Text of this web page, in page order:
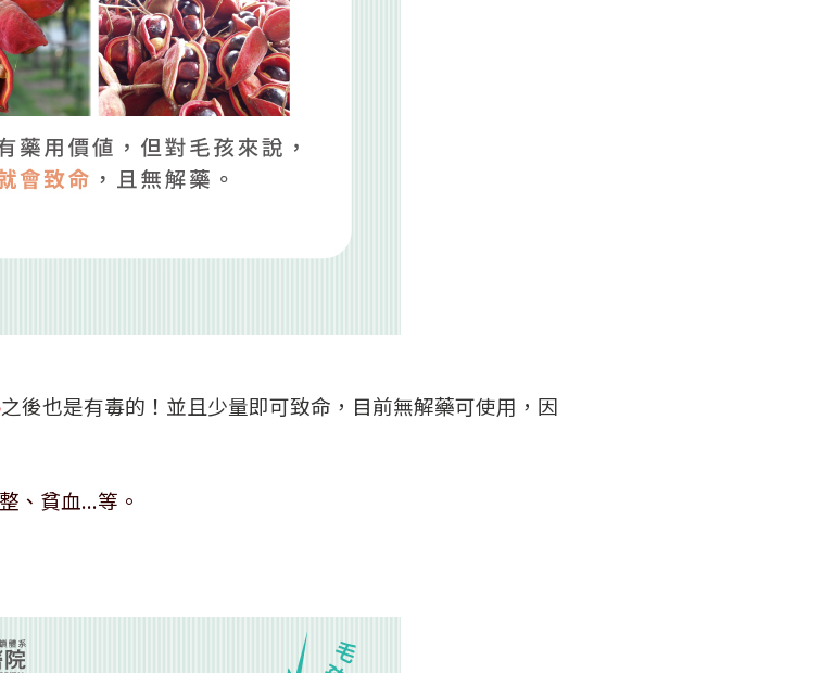
之後也是有毒的！並且少量即可致命，目前無解藥可使用，因
、貧血...等。